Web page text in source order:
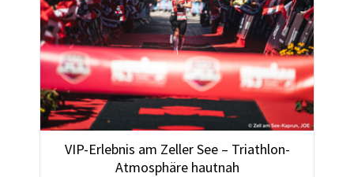
VIP-Erlebnis am Zeller See – Triathlon-
Atmosphäre hautnah